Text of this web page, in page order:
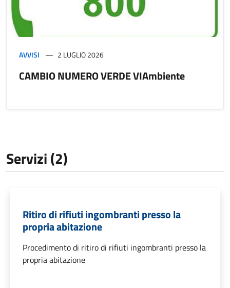
AVVISI 2 LUGLIO 2026
CAMBIO NUMERO VERDE VIAmbiente
Servizi (2)
Ritiro di rifiuti ingombranti presso la
propria abitazione
Procedimento di ritiro di rifiuti ingombranti presso la
propria abitazione